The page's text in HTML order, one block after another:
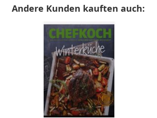
Andere Kunden kauften auch: